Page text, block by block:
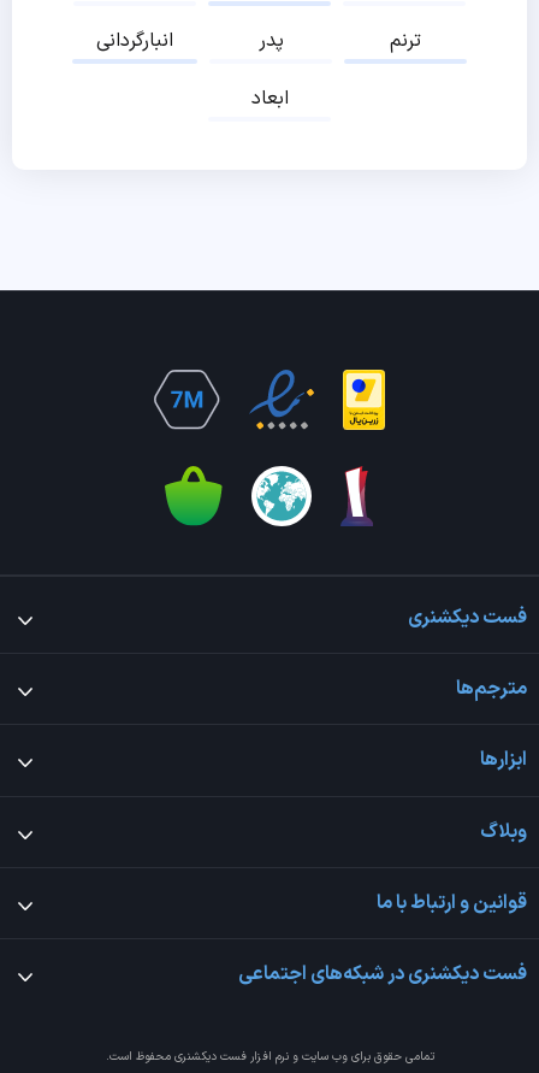
انبارگردانی
پدر
ترنم
ابعاد
فست دیکشنری
مترجم‌ها
ابزارها
وبلاگ
قوانین و ارتباط با ما
فست دیکشنری در شبکه‌های اجتماعی
تمامی حقوق برای وب سایت و نرم افزارفست دیکشنری محفوظ است.